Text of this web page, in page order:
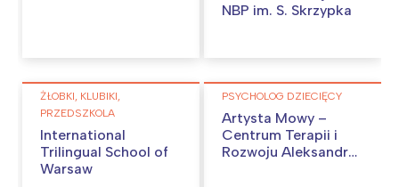
NBP im. S. Skrzypka
ŻŁOBKI, KLUBIKI,
PRZEDSZKOLA
International
Trilingual School of
Warsaw
PSYCHOLOG DZIECIĘCY
Artysta Mowy –
Centrum Terapii i
Rozwoju Aleksandra